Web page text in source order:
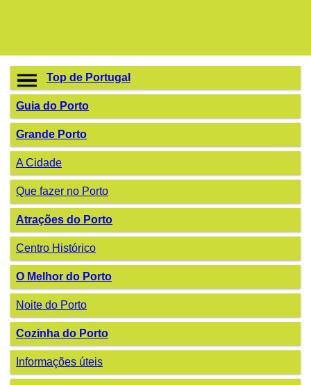
Top de Portugal
Guia do Porto
Grande Porto
A Cidade
Que fazer no Porto
Atrações do Porto
Centro Histórico
O Melhor do Porto
Noite do Porto
Cozinha do Porto
Informações úteis